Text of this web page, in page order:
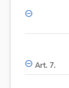
Art. 7.